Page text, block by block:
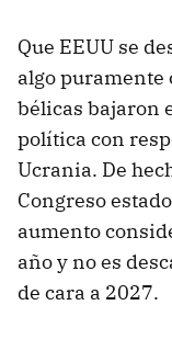
Que EEUU se
algo
bélicas bajaron
política con
Ucrania. De
Congreso
aumento
año y no es
de cara a 2027.